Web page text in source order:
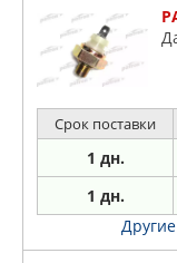
Срок поставки
1 дн.
1 дн.